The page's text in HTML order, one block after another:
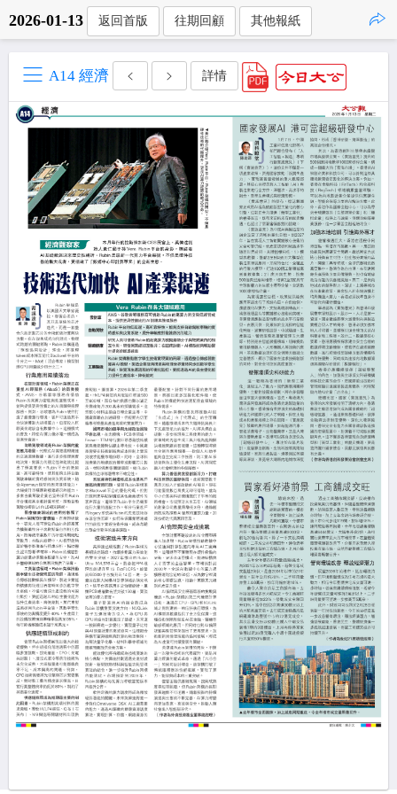
2026-01-13 返回首版 往期回顧 其他報紙
A14 經濟 詳情